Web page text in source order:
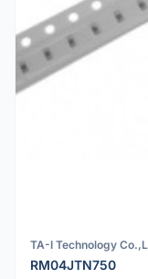
TA-I Technology
RM04JTN750